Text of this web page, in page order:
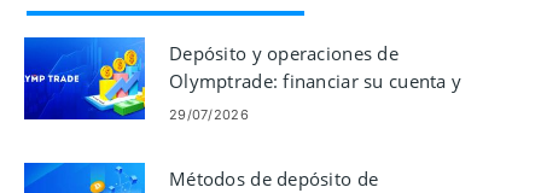
Depósito y operaciones de
Olymptrade: financiar su cuenta y
realizar operaciones
29/07/2026
Métodos de depósito de